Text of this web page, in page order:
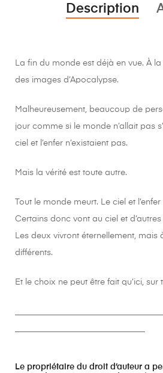
Description
La fin du monde est déjà en vue. À
des images d’Apocalypse.
Malheureusement, beaucoup de
jour comme si le monde n’allait pas
ciel et l’enfer n’existaient pas.
Mais la vérité est toute autre.
Tout le monde meurt. Le ciel et
Certains donc vont au ciel et d’autres
Les deux vivront éternellement, mais
différents.
Et le choix ne peut être fait qu’ici, sur
Le propriétaire du droit d’auteur a